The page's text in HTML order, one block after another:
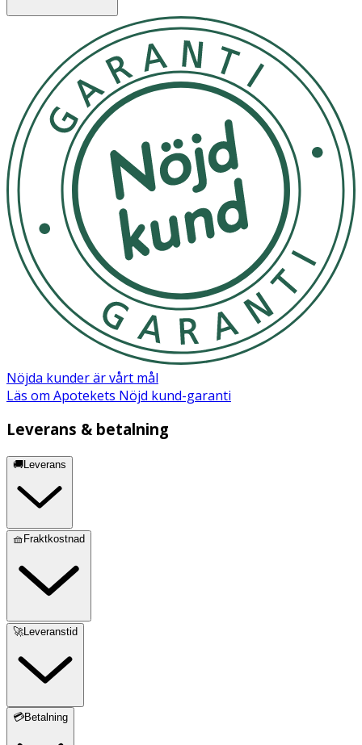
Nöjda kunder är vårt mål
Läs om Apotekets Nöjd kund-garanti
Leverans & betalning
🚚Leverans
🧺Fraktkostnad
🚀Leveranstid
💳Betalning